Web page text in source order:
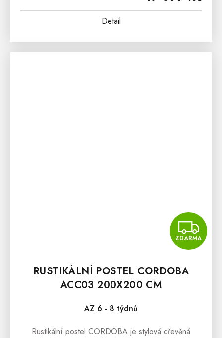
Detail
ZDARMA
RUSTIKÁLNÍ POSTEL CORDOBA
ACC03 200X200 CM
AZ 6 - 8 týdnů
Rustikální postel CORDOBA je stylová dřevěná